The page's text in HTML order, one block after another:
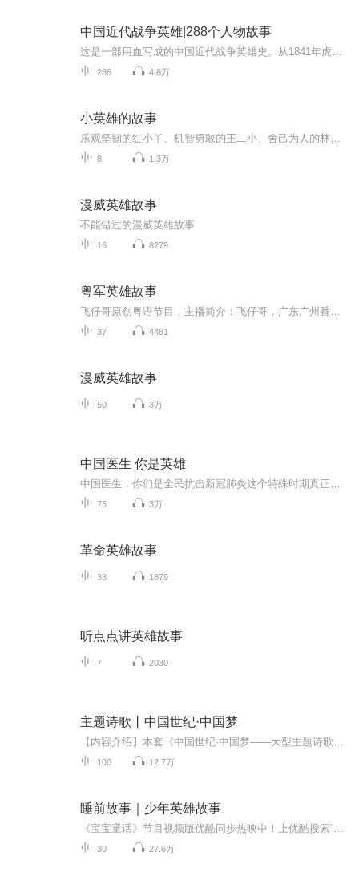
中国近代战争英雄|288个人物故事
288 4.6万
小英雄的故事
8 1.3万
漫威英雄故事
不能错过的漫威英雄故事
16 8279
粤军英雄故事
37 4481
漫威英雄故事
50 3万
中国医生 你是英雄
75 3万
革命英雄故事
33 1879
听点点讲英雄故事
7 2030
主题诗歌丨中国世纪·中国梦
100 12.7万
睡前故事｜少年英雄故事
30 27.6万